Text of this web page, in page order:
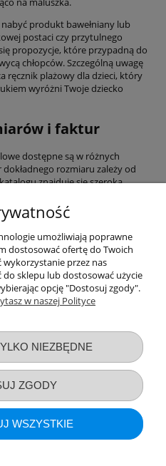
produkt bawełniany lub
postaci czy przytulnego
propozycje, które przypadną do
chłopców. Szczególną uwagę
ręcznik plażowy dla dzieci, który
wyróżni Twoje dziecko
i faktur
dostępne są w różnych
rozmiaru zależy od
znajduje się szeroka
pozwolą rodzicom odpowiednio
nadają się do prania w pralce w
40°C, dzięki czemu tkanina nie
każdym praniu wystarczy
prasować parą, aby zachować
o sklepie
umożliwiają poprawne
dostosować ofertę do Twoich
przez nas
sklepu lub dostosować użycie
opcję "Dostosuj zgody".
w naszej Polityce
NIEZBĘDNE
ZGODY
WSZYSTKIE